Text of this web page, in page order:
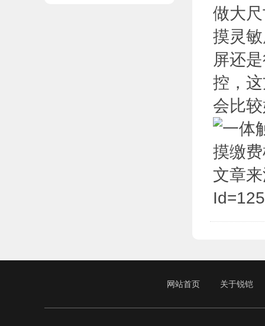
做大
摸灵
屏还
控，
会比
文章
网站首页 关于锐铠